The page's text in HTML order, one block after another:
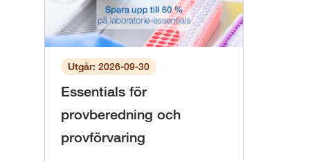
Utgår: 2026-09-30
Essentials för
provberedning och
provförvaring